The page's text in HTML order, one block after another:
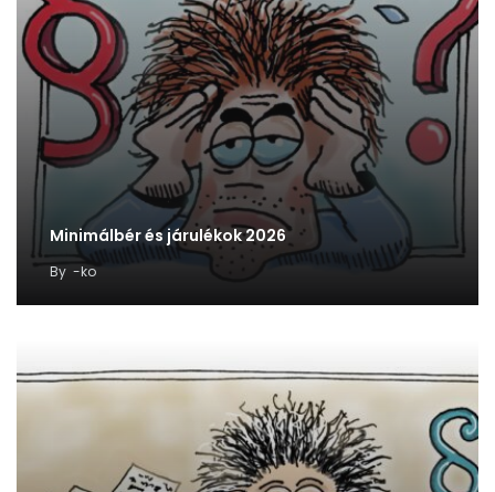
Minimálbér és járulékok 2026
By -ko